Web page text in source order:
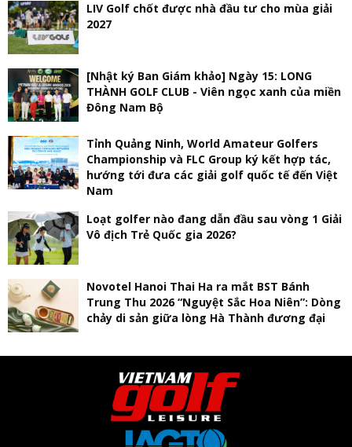
LIV Golf chốt được nhà đầu tư cho mùa giải
2027
[Nhật ký Ban Giám khảo] Ngày 15: LONG
THÀNH GOLF CLUB - Viên ngọc xanh của miền
Đông Nam Bộ
Tỉnh Quảng Ninh, World Amateur Golfers
Championship và FLC Group ký kết hợp tác,
hướng tới đưa các giải golf quốc tế đến Việt
Nam
Loạt golfer nào đang dẫn đầu sau vòng 1 Giải
Vô địch Trẻ Quốc gia 2026?
Novotel Hanoi Thai Ha ra mắt BST Bánh
Trung Thu 2026 “Nguyệt Sắc Hoa Niên”: Dòng
chảy di sản giữa lòng Hà Thành đương đại